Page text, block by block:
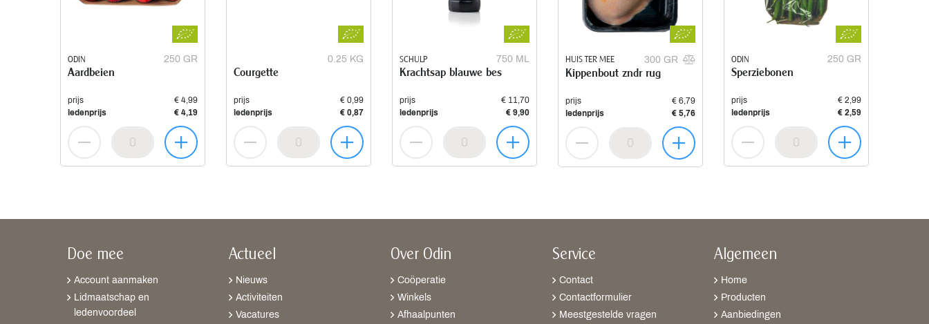
ODIN 250 GR
Aardbeien
prijs
€ 4,99
ledenprijs
€ 4,19
0.25 KG
Courgette
prijs
€ 0,99
ledenprijs
€ 0,87
SCHULP 750 ML
Krachtsap blauwe bes
prijs
€ 11,70
ledenprijs
€ 9,90
HUIS TER MEE 300 GR
Kippenbout zndr rug
prijs
€ 6,79
ledenprijs
€ 5,76
ODIN 250 GR
Sperziebonen
prijs
€ 2,99
ledenprijs
€ 2,59
Doe mee
Account aanmaken
Lidmaatschap en
ledenvoordeel
Actueel
Nieuws
Activiteiten
Vacatures
Over Odin
Coöperatie
Winkels
Afhaalpunten
Service
Contact
Contactformulier
Meestgestelde vragen
Algemeen
Home
Producten
Aanbiedingen